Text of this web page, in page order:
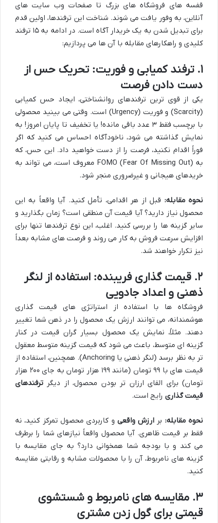
قفسه های فروشگاه های بزرگ تا صفحات وب سایت های
آنلاین، به وفور یافت می شوند. شناخت این ترفندها، اولین قدم
برای تبدیل شدن به یک خریدار آگاه است. در ادامه به ۱۵ ترفند
کلیدی و راهکارهای مقابله با آن ها می پردازیم:
۱. ترفند کمیابی و فوریت: تحریک حس از
دست دادن فرصت
یکی از قوی ترین ترفندهای روانشناختی، ایجاد حس کمیابی
(Scarcity) و فوریت (Urgency) است. وقتی می بینید محصولی
با برچسب فقط ۳ عدد باقی مانده! یا تخفیف تا پایان امروز! به
نمایش گذاشته می شود، ناخودآگاه احساس می کنید که اگر
فوراً اقدام نکنید، فرصت را از دست خواهید داد. این حس، که
به FOMO (Fear Of Missing Out) معروف است، می تواند به
خریدهای هیجانی و غیرضروری منجر شود.
نحوه مقابله: قبل از هر اقدامی، تأمل کنید. آیا واقعاً به این
محصول نیاز دارید؟ آیا قیمت آن منطقی است؟ زمان بگذارید و
سایر گزینه ها را بررسی کنید. اغلب، این نوع ترفندها تنها برای
افزایش سرعت فروش به کار می روند و فرصت های مشابه بعداً
نیز تکرار خواهند شد.
۲. قیمت گذاری فریبنده: استفاده از لنگر
ذهنی و اعداد جادویی
فروشگاه ها با استفاده از استراتژی های قیمت گذاری
هوشمندانه، می توانند ارزش یک محصول را در ذهن شما تغییر
دهند. مثلاً، نمایش یک محصول بسیار گران قیمت در کنار
گزینه ای متوسط، باعث می شود که قیمت گزینه متوسط معقول
تر به نظر برسد (لنگر ذهنی یا Anchoring). همچنین، استفاده از
قیمت های با ۹۹ تومان (مانند ۱۹۹ هزار تومان به جای ۲۰۰ هزار
تومان) برای القای ارزان تر بودن محصول، از دیگر ترفندهای
قیمت گذاری رایج است.
نحوه مقابله: بر ارزش واقعی و کاربردی محصول تمرکز کنید، نه
فقط بر قیمت ظاهری. آیا محصول واقعاً نیازهای شما را برطرف
می کند و با بودجه شما همخوانی دارد؟ به جای مقایسه با
گزینه های نامربوط، آن را با محصولات مشابه و رقابتی مقایسه
کنید.
۳. مقایسه های نامربوط و شستشوی
قیمتی برای گول زدن مشتری